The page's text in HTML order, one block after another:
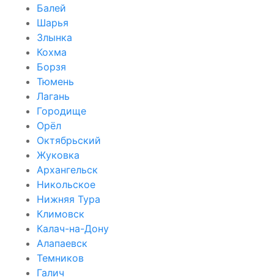
Балей
Шарья
Злынка
Кохма
Борзя
Тюмень
Лагань
Городище
Орёл
Октябрьский
Жуковка
Архангельск
Никольское
Нижняя Тура
Климовск
Калач-на-Дону
Алапаевск
Темников
Галич